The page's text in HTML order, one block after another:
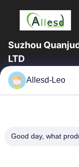
Suzhou
LTD
16years ervaring,
ESD & Cleanroom
Huis
Allesd-Leo
Good day, what